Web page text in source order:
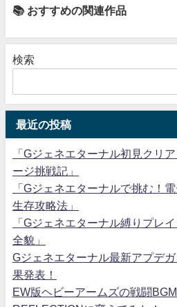
📚 おすすめの関連作品
検索
最近の投稿
「Gジェネエターナル初見クリ
ージ挑戦記」
「Gジェネエターナルで挑む！
生存攻略法」
「Gジェネエターナル縛りプレ
全貌」
Gジェネエターナル最新アプデ
果発表！
EW版ヘビーアームズの戦闘